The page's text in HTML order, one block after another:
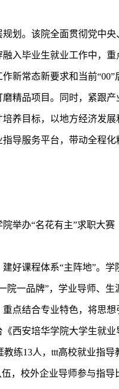
。该院全面贯彻党中央
入毕业生就业工作中，
新常态新要求和当前
精品项目。同时，紧跟
养目标，以地方经济发
导服务平台，带动全程
花有主”求职大赛
课程体系“主阵地”。学
院一品牌”，学业导师、
点结合专业特色，将思
西安培华学院大学生就
教练13人，ttt高校就业指
，校外企业导师参与指